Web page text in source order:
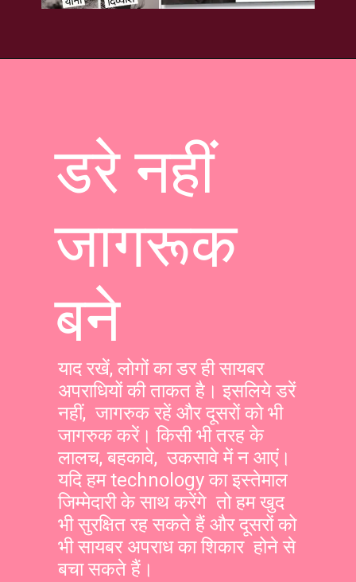
डरे नहीं
जागरूक
बने
याद रखें, लोगों का डर ही सायबर
अपराधियों की ताकत है। इसलिये डरें
नहीं, जागरुक रहें और दूसरों को भी
जागरुक करें। किसी भी तरह के
लालच, बहकावे, उकसावे में न आएं।
यदि हम technology का इस्तेमाल
जिम्मेदारी के साथ करेंगे तो हम खुद
भी सुरक्षित रह सकते हैं और दूसरों को
भी सायबर अपराध का शिकार होने से
बचा सकते हैं।